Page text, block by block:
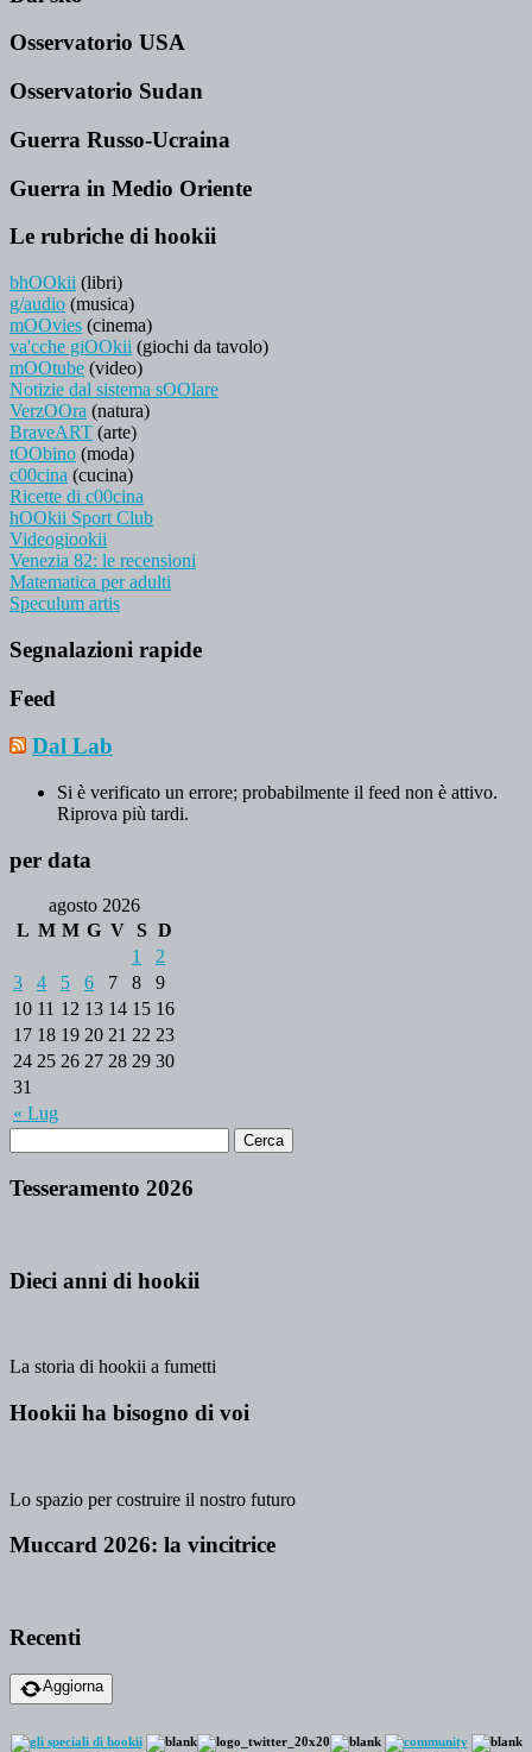
Osservatorio USA
Osservatorio Sudan
Guerra Russo-Ucraina
Guerra in Medio Oriente
Le rubriche di hookii
bhOOkii (libri)
g/audio (musica)
mOOvies (cinema)
va'cche giOOkii (giochi da tavolo)
mOOtube (video)
Notizie dal sistema sOOlare
VerzOOra (natura)
BraveART (arte)
tOObino (moda)
c00cina (cucina)
Ricette di c00cina
hOOkii Sport Club
Videogiookii
Venezia 82: le recensioni
Matematica per adulti
Speculum artis
Segnalazioni rapide
Feed
Dal Lab
Si è verificato un errore; probabilmente il feed non è attivo.
Riprova più tardi.
per data
agosto 2026
L M M G V S D
« Lug
1
2
3
4 5 6 7 8
9
10 11 12 13 14 15 16
17 18 19 20 21 22 23
24 25 26 27 28 29 30
31
Tesseramento 2026
Dieci anni di hookii
La storia di hookii a fumetti
Hookii ha bisogno di voi
Lo spazio per costruire il nostro futuro
Muccard 2026: la vincitrice
Recenti
Aggiorna